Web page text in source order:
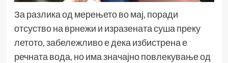
За разлика од мерењето во мај, поради
отсуство на врнежи и изразената суша преку
летото, забележливо е дека избистрена е
речната вода, но има значајно повлекување од